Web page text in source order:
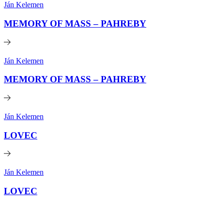
Ján Kelemen
MEMORY OF MASS – PAHREBY
Ján Kelemen
MEMORY OF MASS – PAHREBY
Ján Kelemen
LOVEC
Ján Kelemen
LOVEC